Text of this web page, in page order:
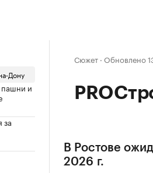
Дону
пашни и
за
Сюжет · Обновлено
В Ростове
2026 г.